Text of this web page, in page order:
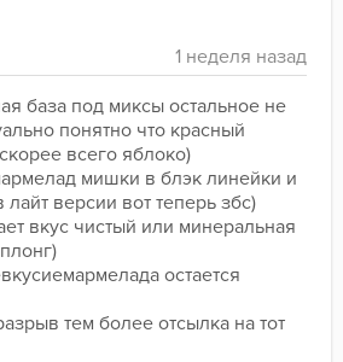
база под миксы остальное не
понятно что красный
всего яблоко)
мишки в блэк линейки и
лайт версии вот теперь збс)
вкус чистый или минеральная
остается
тем более отсылка на тот